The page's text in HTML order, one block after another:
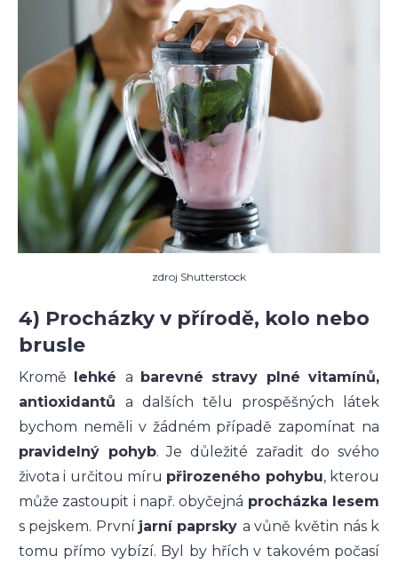
zdroj Shutterstock
4) Procházky v přírodě, kolo nebo
brusle
Kromě lehké a barevné stravy plnévitamínů,
antioxidantů a dalších tělu prospěšných látek
bychom neměli v žádném případě zapomínat na
pravidelný pohyb. Je důležité zařadit do svého
života i určitou míru přirozeného pohybu, kterou
může zastoupit i např. obyčejná procházka lesem
s pejskem. První jarní paprsky a vůně květin nás k
tomu přímo vybízí. Byl by hřích v takovém počasí